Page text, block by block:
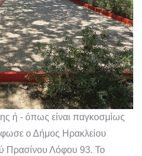
ή - όπως είναι παγκοσμίως
ο Δήμος Ηρακλείου
Πρασίνου Λόφου 93. Το